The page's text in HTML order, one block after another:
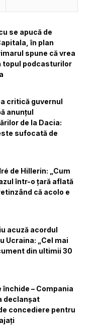
se apucă de
în plan
spune că vrea
topul podcasturilor
critică guvernul
anunțul
de la Dacia:
sufocată de
de Hillerin: „Cum
într-o țară aflată
că acolo e
acuză acordul
Ucraina: „Cel mai
din ultimii 30
închide – Compania
declanșat
concediere pentru